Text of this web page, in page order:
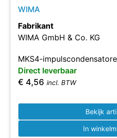
WIMA
Fabrikant
WIMA GmbH & Co. KG
MKS4-
Direct leverbaar
€ 4,56 incl. BTW
Bekijk
In